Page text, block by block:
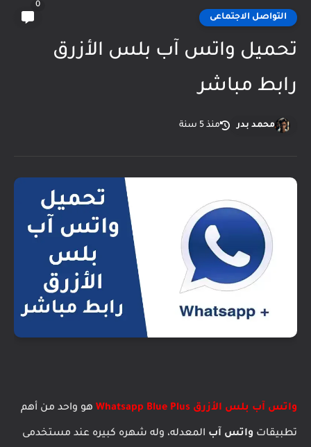
التواصل الاجتماعى
0
تحميل واتس آب بلس الأزرق
رابط مباشر
محمد بدر منذ 5 سنة
واتس آب بلس الأزرق Whatsapp Blue Plus هو واحد من أهم
تطبيقات واتس آب المعدله، وله شهره كبيره عند مستخدمى